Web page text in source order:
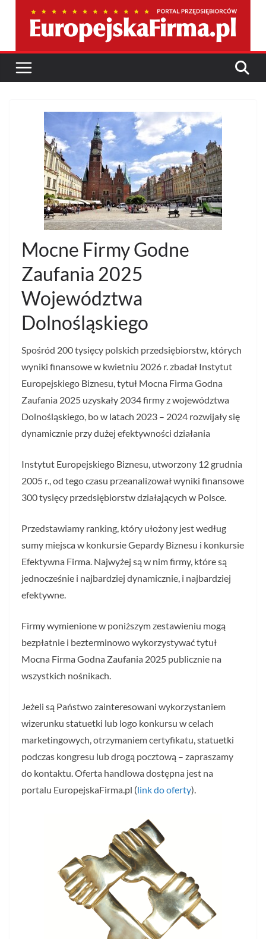
Mocne Firmy Godne
Zaufania 2025
Województwa
Dolnośląskiego
Spośród 200 tysięcy polskich przedsiębiorstw, których
wyniki finansowe w kwietniu 2026 r. zbadał Instytut
Europejskiego Biznesu, tytuł Mocna Firma Godna
Zaufania 2025 uzyskały 2034 firmy z województwa
Dolnośląskiego, bo w latach 2023 – 2024 rozwijały się
dynamicznie przy dużej efektywności działania
Instytut Europejskiego Biznesu, utworzony 12 grudnia
2005 r., od tego czasu przeanalizował wyniki finansowe
300 tysięcy przedsiębiorstw działających w Polsce.
Przedstawiamy ranking, który ułożony jest według
sumy miejsca w konkursie Gepardy Biznesu i konkursie
Efektywna Firma. Najwyżej są w nim firmy, które są
jednocześnie i najbardziej dynamicznie, i najbardziej
efektywne.
Firmy wymienione w poniższym zestawieniu mogą
bezpłatnie i bezterminowo wykorzystywać tytuł
Mocna Firma Godna Zaufania 2025 publicznie na
wszystkich nośnikach.
Jeżeli są Państwo zainteresowani wykorzystaniem
wizerunku statuetki lub logo konkursu w celach
marketingowych, otrzymaniem certyfikatu, statuetki
podczas kongresu lub drogą pocztową – zapraszamy
do kontaktu. Oferta handlowa dostępna jest na
portalu EuropejskaFirma.pl (link do oferty).